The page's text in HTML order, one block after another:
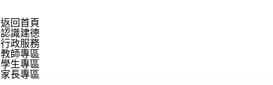
返回首頁
認識建德
行政服務
教師專區
學生專區
家長專區